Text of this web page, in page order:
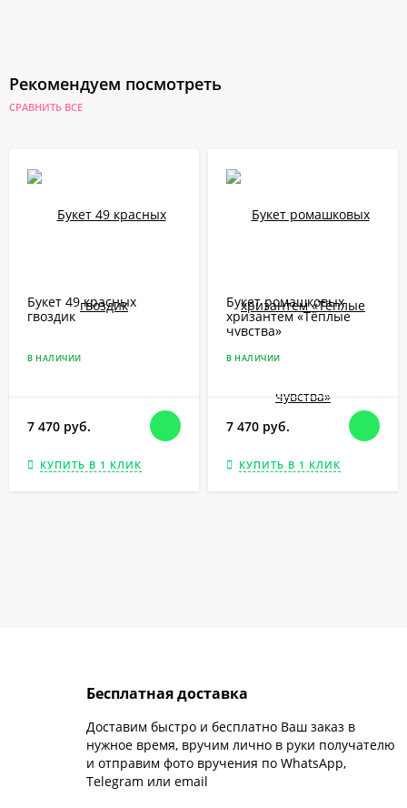
Рекомендуем посмотреть
СРАВНИТЬ ВСЕ
Букет 49 красных
гвоздик
В НАЛИЧИИ
7 470 руб.
КУПИТЬ В 1 КЛИК
Букет ромашковых
хризантем «Тёплые
чувства»
В НАЛИЧИИ
7 470 руб.
КУПИТЬ В 1 КЛИК
Бесплатная доставка
Доставим быстро и бесплатно Ваш заказ в
нужное время, вручим лично в руки получателю
и отправим фото вручения по WhatsApp,
Telegram или email